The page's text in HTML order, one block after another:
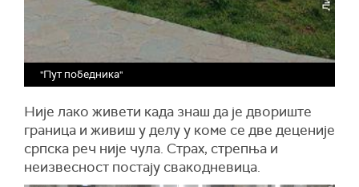
"Пут победника"
Није лако живети када знаш да је двориште
граница и живиш у делу у коме се две деценије
српска реч није чула. Страх, стрепња и
неизвесност постају свакодневица.